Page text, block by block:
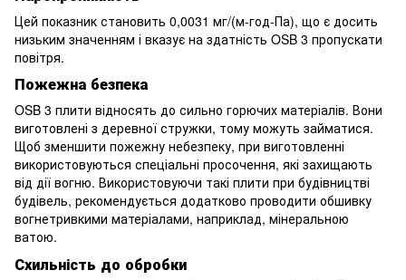
Цей показник становить 0,0031 мг/(м-год-Па), що є досить
низьким значенням і вказує на здатність OSB 3 пропускати
повітря.
Пожежна безпека
OSB 3 плити відносять до сильно горючих матеріалів. Вони
виготовлені з деревної стружки, тому можуть займатися.
Щоб зменшити пожежну небезпеку, при виготовленні
використовуються спеціальні просочення, які захищають
від дії вогню. Використовуючи такі плити при будівництві
будівель, рекомендується додатково проводити обшивку
вогнетривкими матеріалами, наприклад, мінеральною
ватою.
Схильність до обробки